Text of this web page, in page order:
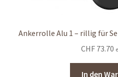
Ankerrolle Alu 1 – rillig für
CHF73.70
In den